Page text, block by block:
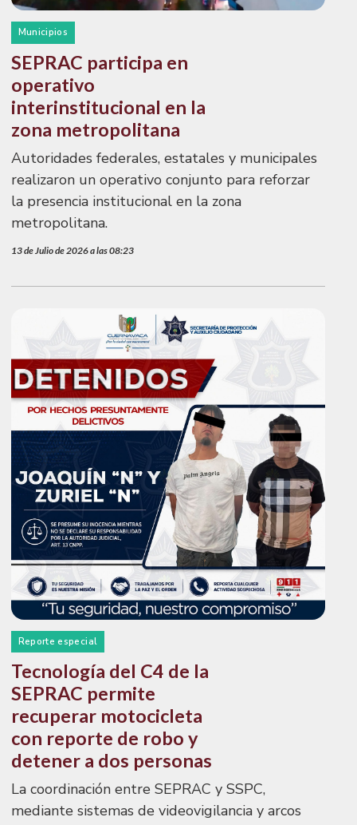
Municipios
SEPRAC participa en
operativo
interinstitucional en la
zona metropolitana
Autoridades federales, estatales y municipales
realizaron un operativo conjunto para reforzar
la presencia institucional en la zona
metropolitana.
13 de Julio de 2026 a las 08:23
Reporte especial
Tecnología del C4 de la
SEPRAC permite
recuperar motocicleta
con reporte de robo y
detener a dos personas
La coordinación entre SEPRAC y SSPC,
mediante sistemas de videovigilancia y arcos